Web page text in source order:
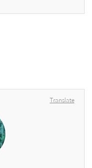
Translate